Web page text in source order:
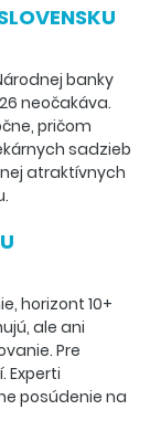
banky
neočakáva.
pričom
sadzieb
atraktívnych
horizont 10+
ale ani
Pre
Experti
posúdenie na